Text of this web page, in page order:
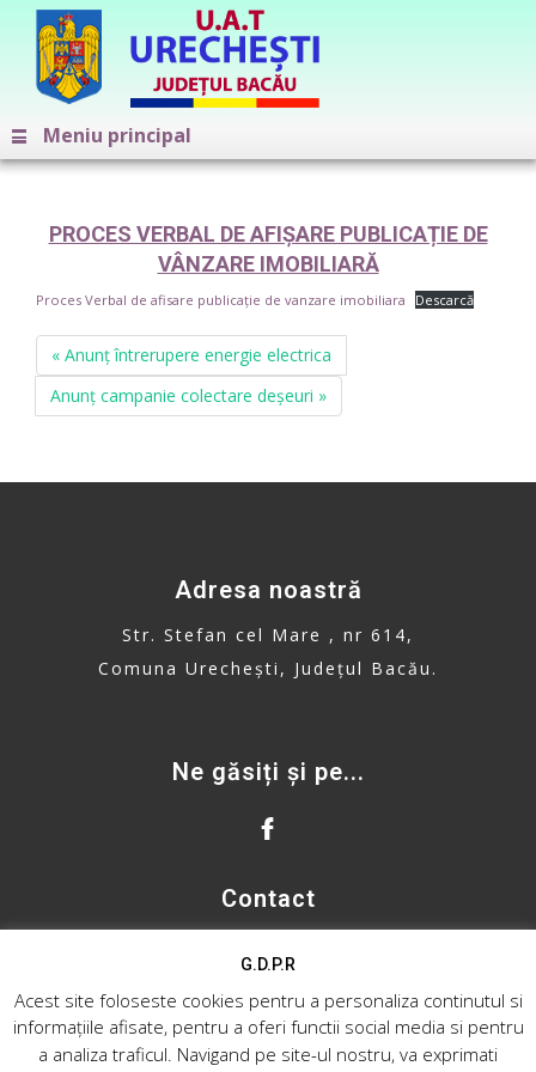
Meniu principal
PROCES VERBAL DE AFIȘARE PUBLICAȚIE DE
VÂNZARE IMOBILIARĂ
Proces Verbal de afisare publicație de vanzare imobiliara Descarcă
« Anunț întrerupere energie electrica
Anunț campanie colectare deșeuri »
Adresa noastră
Str. Stefan cel Mare , nr 614,
Comuna Urechești, Județul Bacău.
Ne găsiți și pe...
Contact
Telefon: 0234. 335. 500
G.D.P.R
Acest site foloseste cookies pentru a personaliza continutul si
informațiile afisate, pentru a oferi functii social media si pentru
a analiza traficul. Navigand pe site-ul nostru, va exprimati